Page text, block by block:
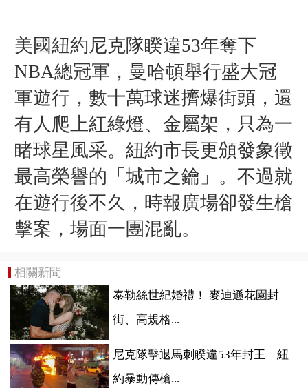
美國紐約尼克隊睽違53年奪下
NBA總冠軍，曼哈頓舉行盛大冠
軍遊行，數十萬球迷擠爆街頭，還
有人爬上紅綠燈、金屬架，只為一
睹球星風采。紐約市長更頒發象徵
最高榮譽的「城市之鑰」。不過就
在遊行後不久，時報廣場卻發生槍
擊案，場面一團混亂。
相關新聞
泰勒絲世紀婚禮！ 麥迪遜花園封
街、高規格...
尼克隊擊退馬刺睽違53年封王 紐
約暴動傳槍...